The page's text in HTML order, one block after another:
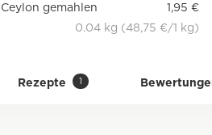
gemahlen
1,95 €
0.04 kg (48,75 €/1 kg)
Rezepte 1